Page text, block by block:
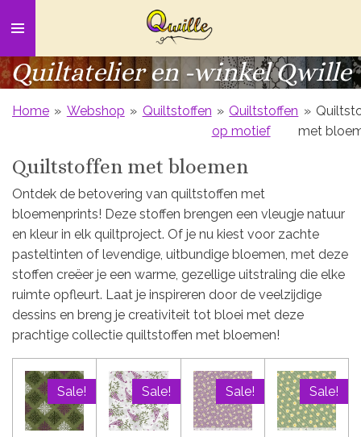
direct
naar
de
Quiltatelier en -winkel Qwille
Home » Webshop » Quiltstoffen » Quiltstoffen
op motief
»
met
Quiltstoffen met bloemen
Ontdek de betovering van quiltstoffen met
bloemenprints! Deze stoffen brengen een vleugje natuur
en kleur in elk quiltproject. Of je nu kiest voor zachte
pasteltinten of levendige, uitbundige bloemen, met deze
stoffen creëer je een warme, gezellige uitstraling die elke
ruimte opfleurt. Laat je inspireren door de veelzijdige
dessins en breng je creativiteit tot bloei met deze
prachtige collectie quiltstoffen met bloemen!
Sale! Sale! Sale! Sale!